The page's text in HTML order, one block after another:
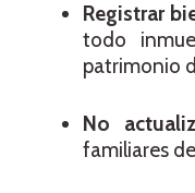
Registrar
todo
patrimonio
No
familiares